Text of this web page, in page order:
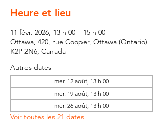
Heure et lieu
11 févr. 2026, 13 h 00 – 15 h 00
Ottawa, 420, rue Cooper, Ottawa (Ontario)
K2P 2N6, Canada
Autres dates
mer. 12 août, 13 h 00
mer. 19 août, 13 h 00
mer. 26 août, 13 h 00
Voir toutes les 21 dates